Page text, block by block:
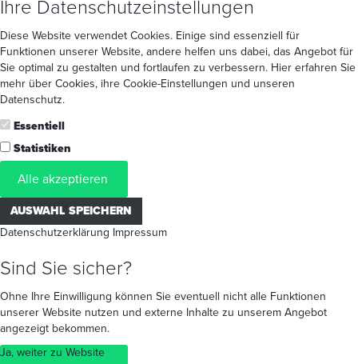
Ihre Datenschutzeinstellungen
Diese Website verwendet Cookies. Einige sind essenziell für
Funktionen unserer Website, andere helfen uns dabei, das Angebot für
Sie optimal zu gestalten und fortlaufen zu verbessern. Hier erfahren Sie
mehr über Cookies, ihre Cookie-Einstellungen und unseren
Datenschutz.
Essentiell
Statistiken
Alle akzeptieren
AUSWAHL SPEICHERN
Datenschutzerklärung Impressum
Sind Sie sicher?
Ohne Ihre Einwilligung können Sie eventuell nicht alle Funktionen
unserer Website nutzen und externe Inhalte zu unserem Angebot
angezeigt bekommen.
Ja, weiter zu Website